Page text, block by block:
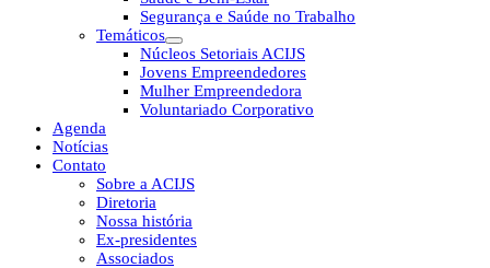
Segurança e Saúde no Trabalho
Temáticos
Núcleos Setoriais ACIJS
Jovens Empreendedores
Mulher Empreendedora
Voluntariado Corporativo
Agenda
Notícias
Contato
Sobre a ACIJS
Diretoria
Nossa história
Ex-presidentes
Associados